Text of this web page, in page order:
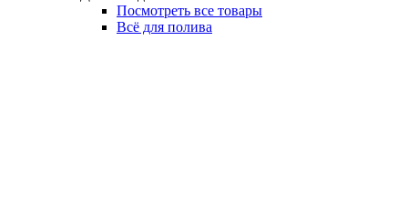
Посмотреть все товары
Всё для полива